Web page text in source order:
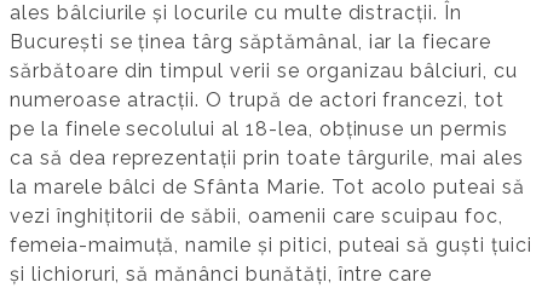
ales bâlciurile și locurile cu multe distracții. În
București se ținea târg săptămânal, iar la fiecare
sărbătoare din timpul verii se organizau bâlciuri, cu
numeroase atracții. O trupă de actori francezi, tot
pe la finele secolului al 18-lea, obținuse un permis
ca să dea reprezentații prin toate târgurile, mai ales
la marele bâlci de Sfânta Marie. Tot acolo puteai să
vezi înghițitorii de săbii, oamenii care scuipau foc,
femeia-maimuță, namile și pitici, puteai să guști țuici
și lichioruri, să mănânci bunătăți, între care